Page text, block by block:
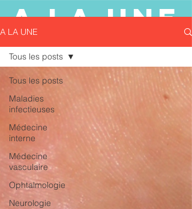
A LA UNE
A LA UNE
Tous les posts
Maladies
infectieuses
Médecine
interne
Médecine
vasculaire
Ophtalmologie
Neurologie
Tous les posts